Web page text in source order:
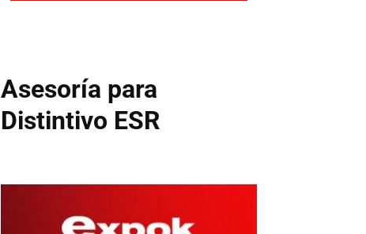
Asesoría para
Distintivo ESR